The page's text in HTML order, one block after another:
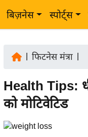
बिज़नेस स्पोर्ट्स
फिटनेस मंत्रा
Health Tips:
को मोटिवेटिड